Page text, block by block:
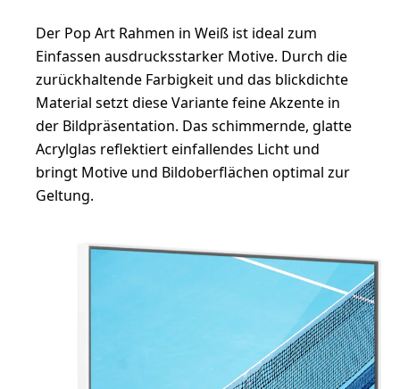
Der Pop Art Rahmen in Weiß ist ideal zum
Einfassen ausdrucksstarker Motive. Durch die
zurückhaltende Farbigkeit und das blickdichte
Material setzt diese Variante feine Akzente in
der Bildpräsentation. Das schimmernde, glatte
Acrylglas reflektiert einfallendes Licht und
bringt Motive und Bildoberflächen optimal zur
Geltung.